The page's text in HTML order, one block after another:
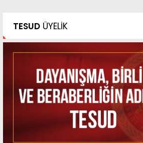
TESUD ÜYELİK